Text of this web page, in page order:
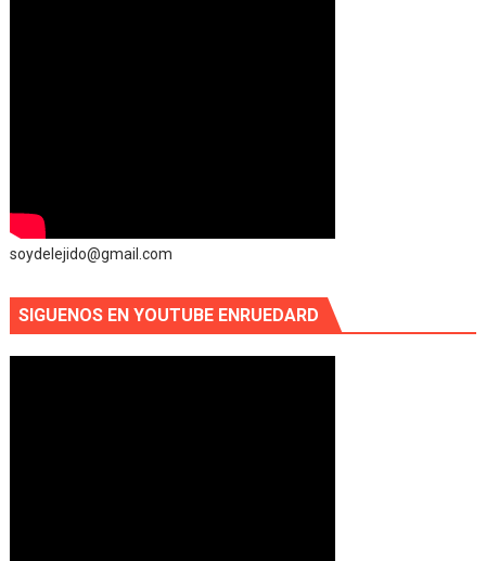
soydelejido@gmail.com
SIGUENOS EN YOUTUBE ENRUEDARD